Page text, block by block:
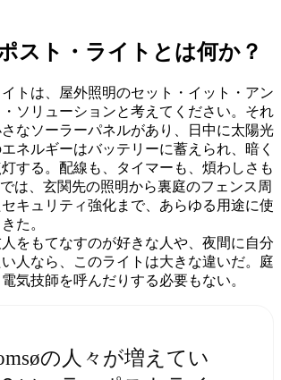
スト・ライトとは何か？
トは、屋外照明のセット・イット・アン
ソリューションと考えてください。それ
なソーラーパネルがあり、日中に太陽光
ネルギーはバッテリーに蓄えられ、暗く
する。配線も、タイマーも、煩わしさも
は、玄関先の照明から裏庭のフェンス周
キュリティ強化まで、あらゆる用途に使
た。
をもてなすのが好きな人や、夜間に自分
人なら、このライトは大きな違いだ。庭
気技師を呼んだりする必要もない。
の人々が増えてい